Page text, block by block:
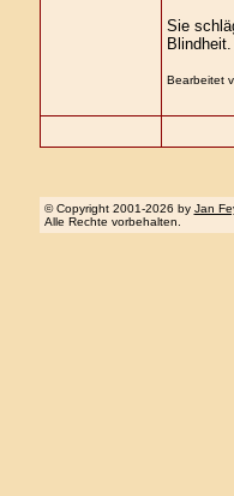
Sie
Blindheit.
Bearbeitet
© Copyright 2001-2026 by Jan
Alle Rechte vorbehalten.